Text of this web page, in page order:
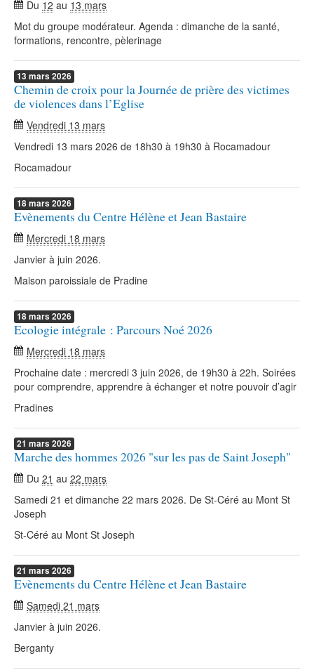
Du 12 au 13 mars
Mot du groupe modérateur. Agenda : dimanche de la santé,
formations, rencontre, pèlerinage
13 mars 2026
Chemin de croix pour la Journée de prière des victimes
de violences dans l’Eglise
Vendredi 13 mars
Vendredi 13 mars 2026 de 18h30 à 19h30 à Rocamadour
Rocamadour
18mars 2026
Evènements du Centre Hélène et Jean Bastaire
Mercredi 18 mars
Janvier à juin 2026.
Maison paroissiale de Pradine
18mars 2026
Ecologie intégrale : Parcours Noé 2026
Mercredi 18 mars
Prochaine date : mercredi 3 juin 2026, de 19h30 à 22h. Soirées
pour comprendre, apprendre à échanger et notre pouvoir d’agir
Pradines
21 mars 2026
Marche des hommes 2026 "sur les pas de Saint Joseph"
Du 21 au 22 mars
Samedi 21 et dimanche 22 mars 2026. De St-Céré au Mont St
Joseph
St-Céré au Mont St Joseph
21 mars 2026
Evènements du Centre Hélène et Jean Bastaire
Samedi 21 mars
Janvier à juin 2026.
Berganty